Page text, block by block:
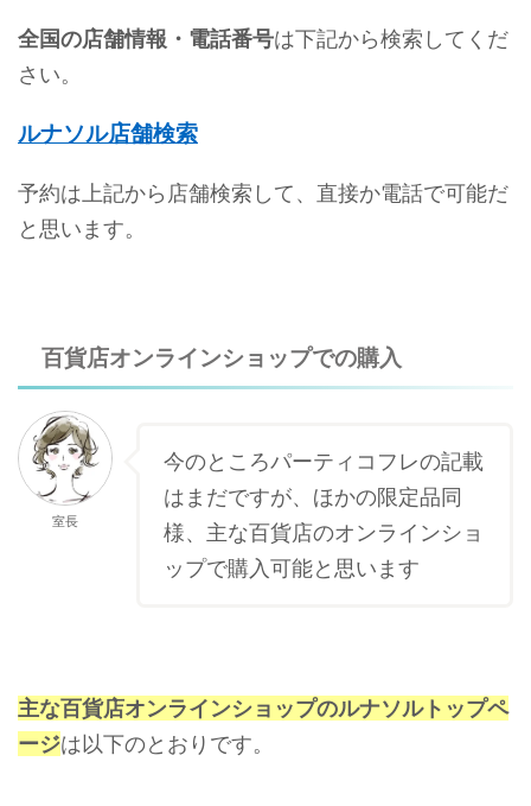
全国の店舗情報・電話番号は下記から検索してくだ
さい。
ルナソル店舗検索
予約は上記から店舗検索して、直接か電話で可能だ
と思います。
百貨店オンラインショップでの購入
室長
今のところパーティコフレの記載
はまだですが、ほかの限定品同
様、主な百貨店のオンラインショ
ップで購入可能と思います
主な百貨店オンラインショップのルナソルトップペ
ージは以下のとおりです。